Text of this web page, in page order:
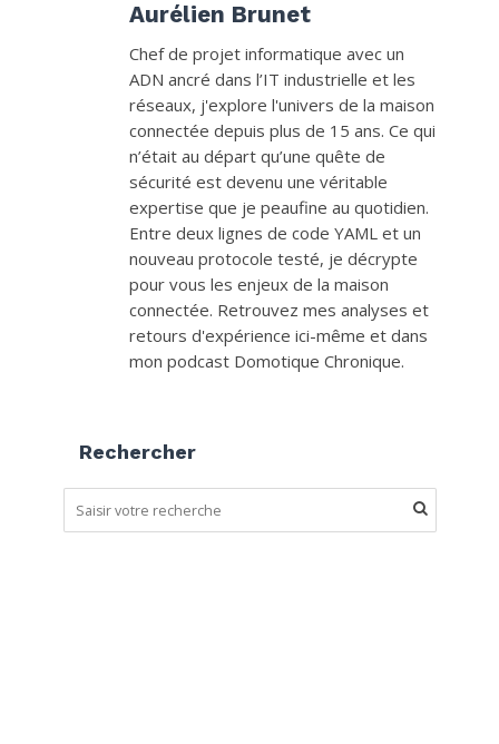
Aurélien Brunet
Chef de projet informatique avec un
ADN ancré dans l’IT industrielle et les
réseaux, j'explore l'univers de la maison
connectée depuis plus de 15 ans. Ce qui
n’était au départ qu’une quête de
sécurité est devenu une véritable
expertise que je peaufine au quotidien.
Entre deux lignes de code YAML et un
nouveau protocole testé, je décrypte
pour vous les enjeux de la maison
connectée. Retrouvez mes analyses et
retours d'expérience ici-même et dans
mon podcast Domotique Chronique.
Rechercher